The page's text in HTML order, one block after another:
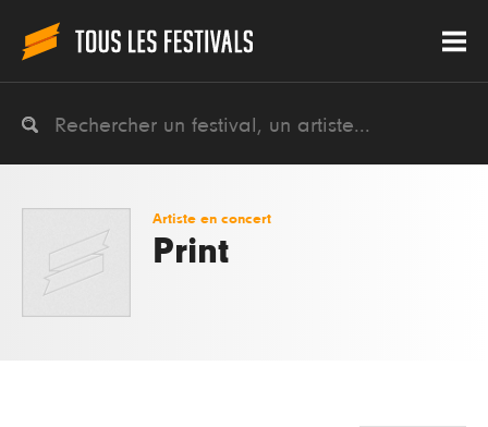
Artiste en concert
Print